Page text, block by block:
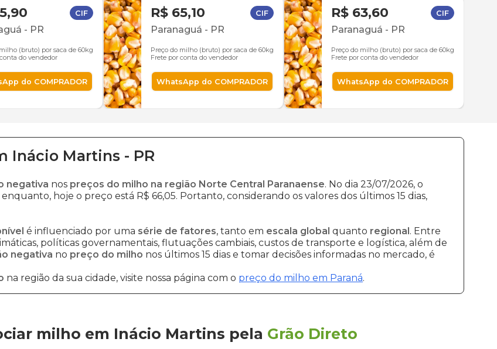
CIF
- PR
(bruto) por saca de 60kg
do vendedor
do COMPRADOR
R$ 65,10 CIF
Paranaguá - PR
Preço do milho (bruto) por saca de 60kg
Frete por conta do vendedor
WhatsApp do COMPRADOR
R$ 63,60 CIF
Paranaguá - PR
Preço do milho (bruto) por saca de 60kg
Frete por conta do vendedor
WhatsApp do COMPRADOR
Inácio Martins - PR
negativa nos preços do milho na região Norte Central Paranaense. No dia 23/07/2026, o
enquanto, hoje o preço está R$ 66,05. Portanto, considerando os valores dos últimos 15 dias,
é influenciado por uma série de fatores, tanto em escala global quanto regional. Entre
políticas governamentais, flutuações cambiais, custos de transporte e logística, além de
negativa no preço do milho nos últimos 15 dias e tomar decisões informadas no mercado, é
na região da sua cidade, visite nossa página com o preço do milho em Paraná.
milho em Inácio Martins pela Grão Direto